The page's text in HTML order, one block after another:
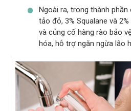
Ngoài ra, trong thành
tảo đỏ, 3% Squalane và
và củng cố hàng rào bảo
hóa, hỗ trợ ngăn ngừa lão